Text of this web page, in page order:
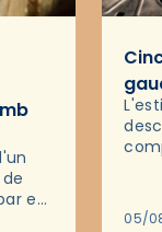
en
05/